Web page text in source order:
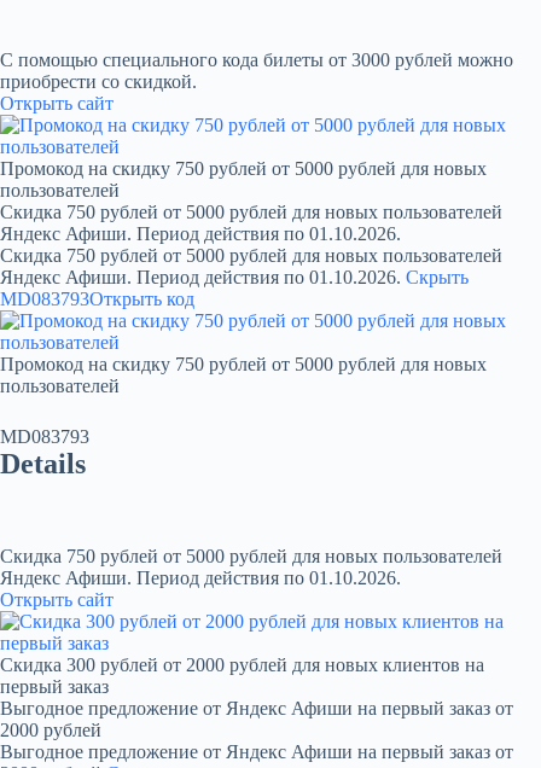
С помощью специального кода билеты от 3000 рублей можно
приобрести со скидкой.
Открыть сайт
Промокод на скидку 750 рублей от 5000 рублей для новых
пользователей
Скидка 750 рублей от 5000 рублей для новых пользователей
Яндекс Афиши. Период действия по 01.10.2026.
Скидка 750 рублей от 5000 рублей для новых пользователей
Яндекс Афиши. Период действия по 01.10.2026. Скрыть
MD083793Открыть код
Промокод на скидку 750 рублей от 5000 рублей для новых
пользователей
MD083793
Details
Скидка 750 рублей от 5000 рублей для новых пользователей
Яндекс Афиши. Период действия по 01.10.2026.
Открыть сайт
Скидка 300 рублей от 2000 рублей для новых клиентов на
первый заказ
Выгодное предложение от Яндекс Афиши на первый заказ от
2000 рублей
Выгодное предложение от Яндекс Афиши на первый заказ от